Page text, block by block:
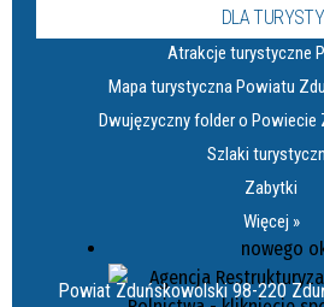
DLA TURYSTY
Atrakcje turystyczne
Mapa turystyczna Powiatu
Dwujęzyczny folder o
Szlaki
Zabytki
Więcej »
Powiat Zduńskowolski 98-220